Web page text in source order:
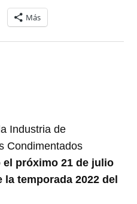
Más
Industria de
Condimentados
el próximo 21 de julio
temporada 2022 del